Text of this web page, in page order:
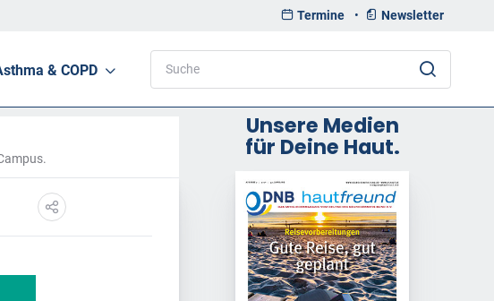
Termine • Newsletter
& COPD
Unsere Medien
für Deine Haut.